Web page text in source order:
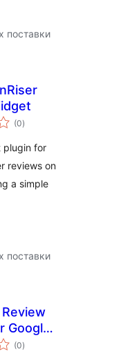
поставки
(0укупних
оцена
)
plugin for
reviews on
a simple
поставки
Review
Google
(0укупних
оцена
)